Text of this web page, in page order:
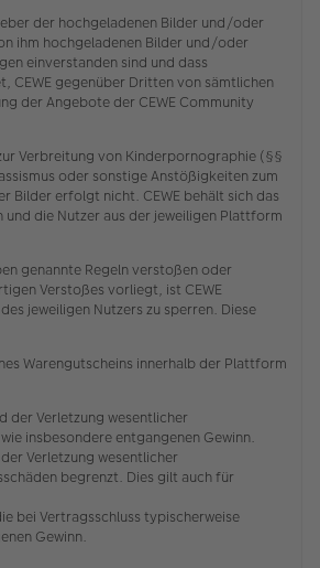
der hochgeladenen Bilder und/oder
ihm hochgeladenen Bilder und/oder
einverstanden sind und dass
CEWE gegenüber Dritten von sämtlichen
der Angebote der CEWE Community
Verbreitung von Kinderpornographie (§§
oder sonstige Anstößigkeiten zum
Bilder erfolgt nicht. CEWE behält sich das
die Nutzer aus der jeweiligen Plattform
genannte Regeln verstoßen oder
Verstoßes vorliegt, ist CEWE
jeweiligen Nutzers zu sperren. Diese
Warengutscheins innerhalb der Plattform
der Verletzung wesentlicher
insbesondere entgangenen Gewinn.
Verletzung wesentlicher
begrenzt. Dies gilt auch für
bei Vertragsschluss typischerweise
Gewinn.